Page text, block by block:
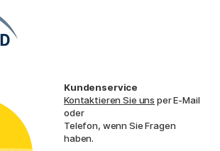
Kundenservice
Kontaktieren Sie uns per E-Mail
oder
Telefon, wenn Sie Fragen
haben.